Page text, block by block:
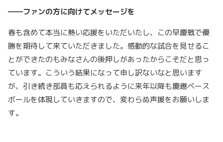
――ファンの方に向けてメッセージを
春も含めて本当に熱い応援をいただいたし、この早慶戦で優
勝を期待して来ていただきました。感動的な試合を見せるこ
とができたのもみなさんの後押しがあったからこそだと思っ
ています。こういう結果になって申し訳ないなと思います
が、引き続き部員も応えられるように来年以降も慶應ベース
ボールを体現していきますので、変わらぬ声援をお願いしま
す。